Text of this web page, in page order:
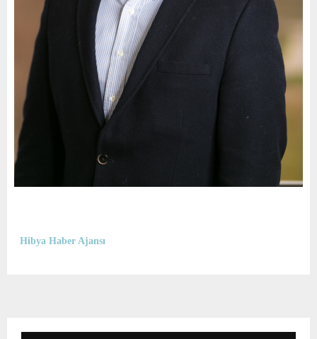
Hibya Haber Ajansı